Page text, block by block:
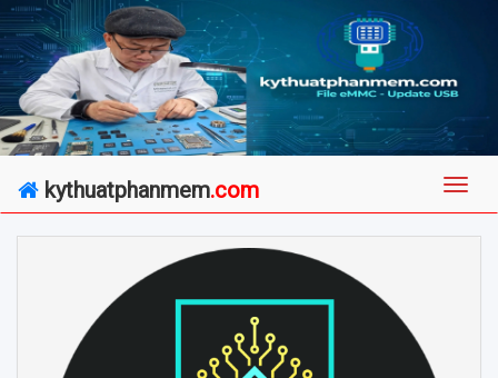
kythuatphanmem.com